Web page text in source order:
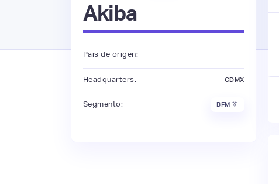
Akiba
País de origen:
Headquarters: CDMX
Segmento: BFM 👔